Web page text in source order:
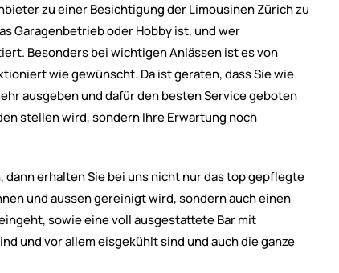
zu einer Besichtigung der Limousinen Zürich zu
Garagenbetrieb oder Hobby ist, und wer
Besonders bei wichtigen Anlässen ist es von
wie gewünscht. Da ist geraten, dass Sie wie
ausgeben und dafür den besten Service geboten
stellen wird, sondern Ihre Erwartung noch
dann erhalten Sie bei uns nicht nur das top gepflegte
und aussen gereinigt wird, sondern auch einen
sowie eine voll ausgestattete Bar mit
und vor allem eisgekühlt sind und auch die ganze